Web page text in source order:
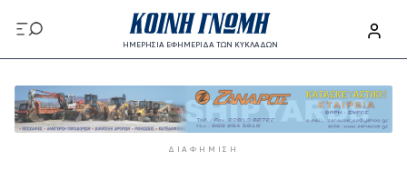
προς
το
περιεχόμενο
ΗΜΕΡΗΣΙΑ ΕΦΗΜΕΡΙΔΑ ΤΩΝ ΚΥΚΛΑΔΩΝ
προς
το
κυρίως
ΔΙΑΦΉΜΙΣΗ